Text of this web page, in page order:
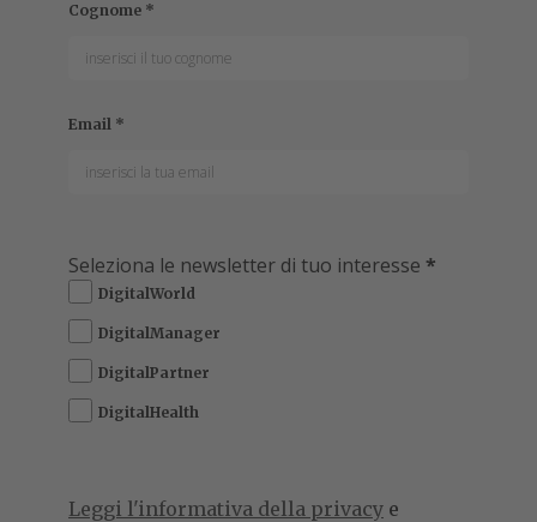
Cognome *
Email *
Seleziona le newsletter di tuo interesse *
DigitalWorld
DigitalManager
DigitalPartner
DigitalHealth
Leggi l'informativa della privacy e